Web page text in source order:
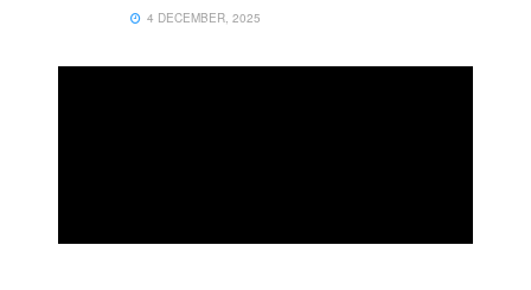
4 DECEMBER, 2025